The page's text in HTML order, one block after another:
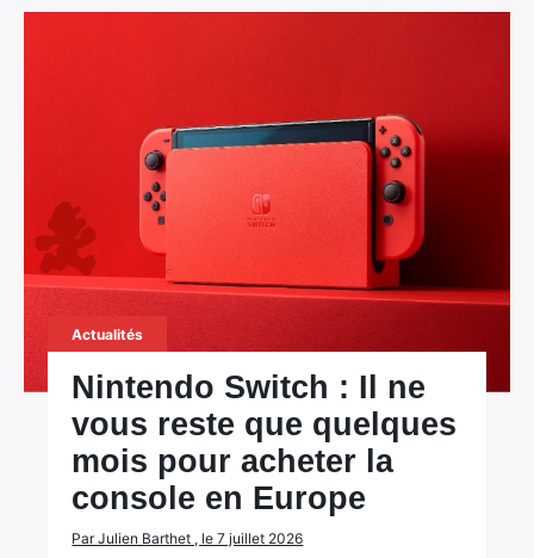
Actualités
Nintendo Switch : Il ne
vous reste que quelques
mois pour acheter la
console en Europe
Par Julien Barthet , le 7 juillet 2026